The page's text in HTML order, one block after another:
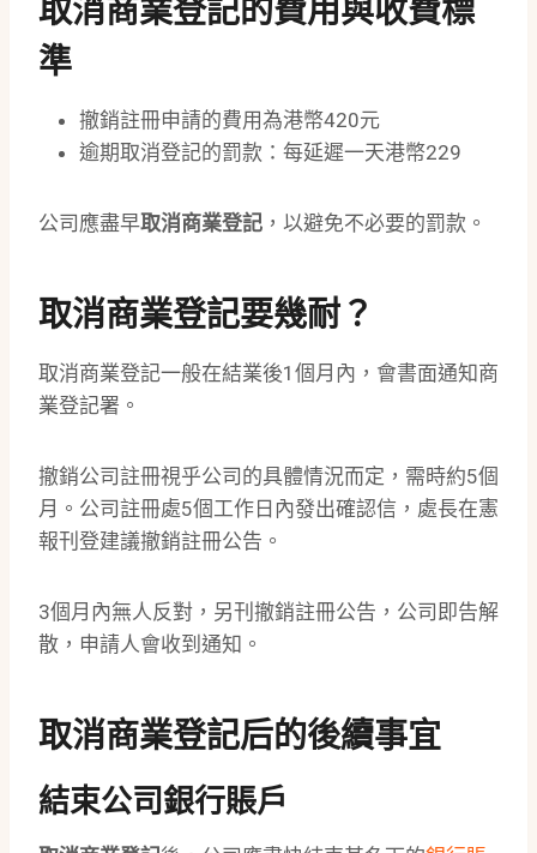
取消商業登記的費用與收費標
準
撤銷註冊申請的費用為港幣420元
逾期取消登記的罰款：每延遲一天港幣229
公司應盡早取消商業登記 ，以避免不必要的罰款。
取消商業登記要幾耐？
取消商業登記一般在結業後1個月內，會書面通知商
業登記署。
撤銷公司註冊視乎公司的具體情況而定，需時約5個
月。公司註冊處5個工作日內發出確認信，處長在憲
報刊登建議撤銷註冊公告。
3個月內無人反對，另刊撤銷註冊公告，公司即告解
散，申請人會收到通知。
取消商業登記后的後續事宜
結束公司銀行賬戶